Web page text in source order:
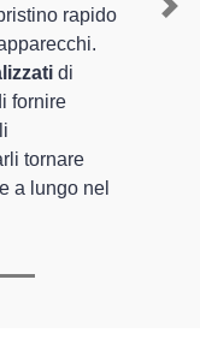
rapido
di
fornire
tornare
a lungo nel